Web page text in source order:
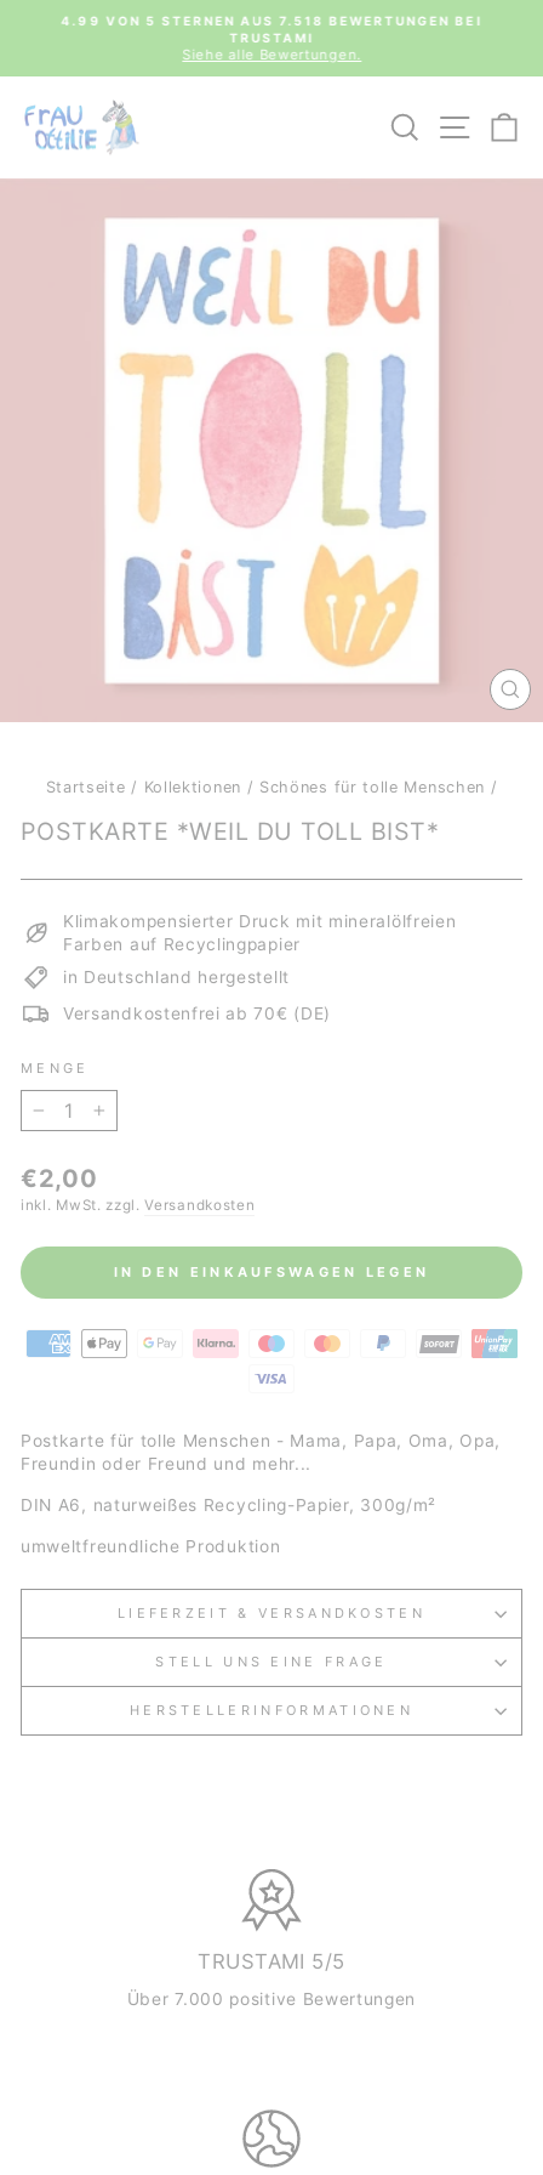
Pause
Diashow
4.99 VON 5 STERNEN AUS 7.518 BEWERTUNGEN BEI
TRUSTAMI
Siehe alle Bewertungen.
SUCHE
Startseite / Kollektionen / Schönes für tolle Menschen /
POSTKARTE *WEIL DU TOLL BIST*
Klimakompensierter Druck mit mineralölfreien
Farben auf Recyclingpapier
in Deutschland hergestellt
Versandkostenfrei ab 70€ (DE)
MENGE
Normaler
Preis
€2,00
inkl. MwSt. zzgl.Versandkosten
IN DEN EINKAUFSWAGEN LEGEN
Postkarte für tolle Menschen - Mama, Papa, Oma, Opa,
Freundin oder Freund und mehr...
DIN A6, naturweißes Recycling-Papier, 300g/m²
umweltfreundliche Produktion
LIEFERZEIT & VERSANDKOSTEN
STELL UNS EINE FRAGE
HERSTELLERINFORMATIONEN
TRUSTAMI 5/5
Über 7.000 positive Bewertungen